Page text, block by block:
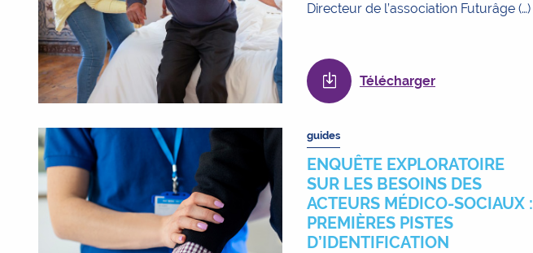
Directeur de l’association Futurâge (…)
Télécharger
guides
ENQUÊTE EXPLORATOIRE
SUR LES BESOINS DES
ACTEURS MÉDICO-SOCIAUX :
PREMIÈRES PISTES
D’IDENTIFICATION